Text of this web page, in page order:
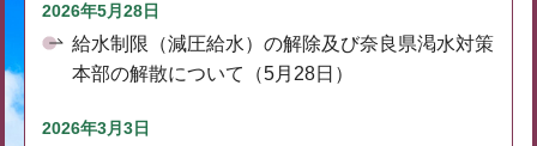
2026年5月28日
給水制限（減圧給水）の解除及び奈良県渇水対策
本部の解散について（5月28日）
2026年3月3日